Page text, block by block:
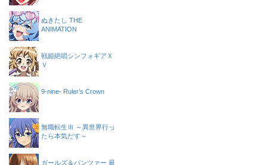
ぬきたし THE
ANIMATION
戦姫絶唱シンフォギアＸ
Ｖ
9-nine- Ruler’s Crown
無職転生Ⅲ ～異世界行っ
たら本気だす～
ガールズ＆パンツァー 最